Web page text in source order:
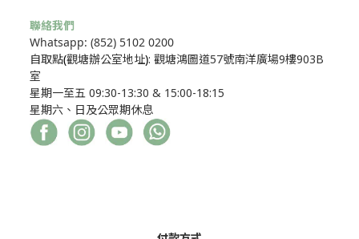
聯絡我們
Whatsapp: (852) 5102 0200
自取點(觀塘辦公室地址): 觀塘鴻圖道57號南洋廣場9樓903B
室
星期一至五 09:30-13:30 & 15:00-18:15
星期六、日及公眾期休息